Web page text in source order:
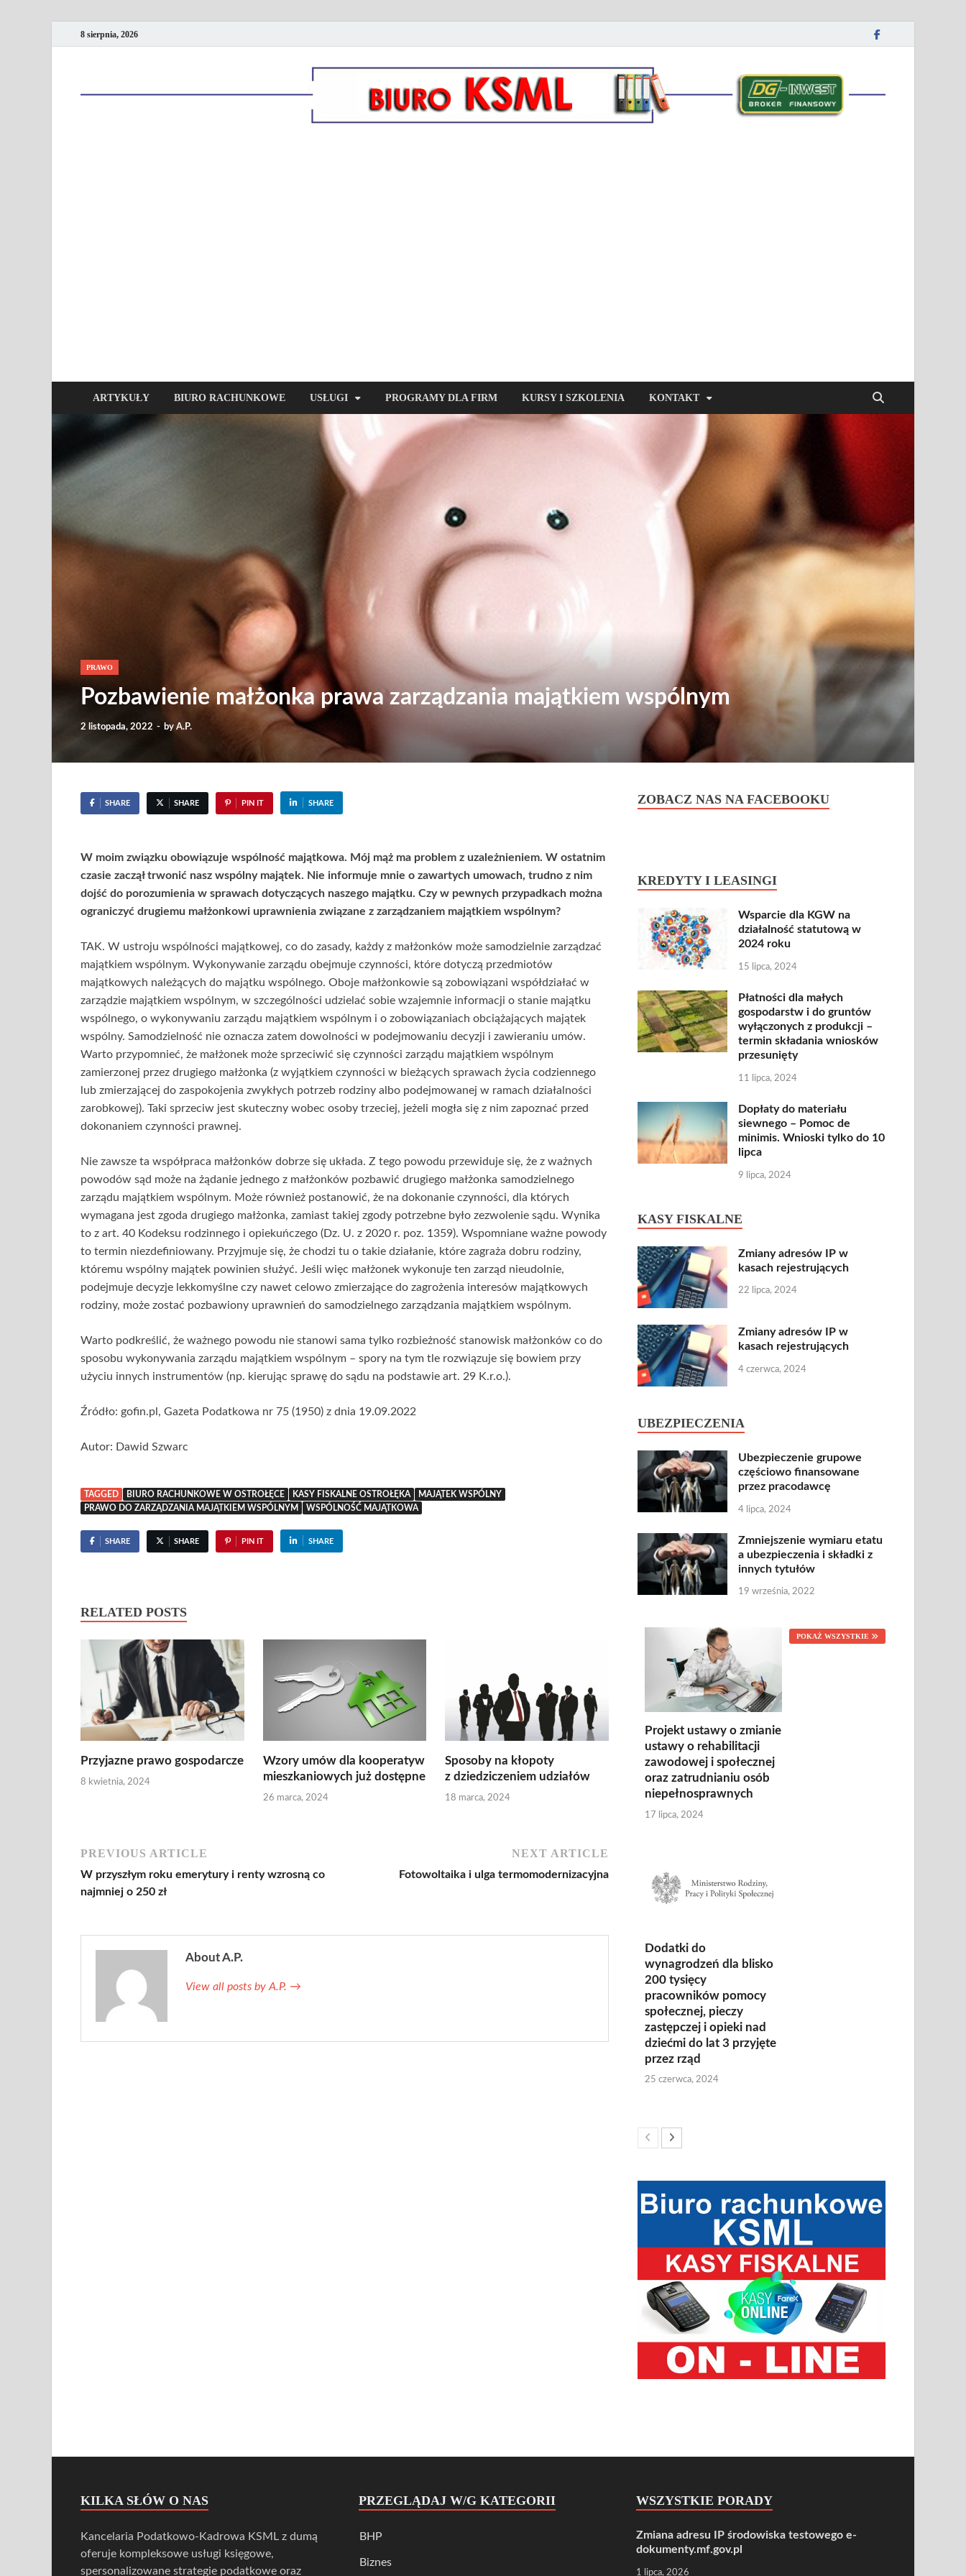
8 sierpnia, 2026
ARTYKUŁY BIURO RACHUNKOWE USŁUGI PROGRAMY DLA FIRM KURSY I SZKOLENIA KONTAKT
PRAWO
Pozbawienie małżonka prawa zarządzania majątkiem wspólnym
2 listopada, 2022 - by A.P.
SHARE SHARE PIN IT SHARE
W moim związku obowiązuje wspólność majątkowa. Mój mąż ma problem z uzależnieniem. W ostatnim
czasie zaczął trwonić nasz wspólny majątek. Nie informuje mnie o zawartych umowach, trudno z nim
dojść do porozumienia w sprawach dotyczących naszego majątku. Czy w pewnych przypadkach można
ograniczyć drugiemu małżonkowi uprawnienia związane z zarządzaniem majątkiem wspólnym?
TAK. W ustroju wspólności majątkowej, co do zasady, każdy z małżonków może samodzielnie zarządzać
majątkiem wspólnym. Wykonywanie zarządu obejmuje czynności, które dotyczą przedmiotów
majątkowych należących do majątku wspólnego. Oboje małżonkowie są zobowiązani współdziałać w
zarządzie majątkiem wspólnym, w szczególności udzielać sobie wzajemnie informacji o stanie majątku
wspólnego, o wykonywaniu zarządu majątkiem wspólnym i o zobowiązaniach obciążających majątek
wspólny. Samodzielność nie oznacza zatem dowolności w podejmowaniu decyzji i zawieraniu umów.
Warto przypomnieć, że małżonek może sprzeciwić się czynności zarządu majątkiem wspólnym
zamierzonej przez drugiego małżonka (z wyjątkiem czynności w bieżących sprawach życia codziennego
lub zmierzającej do zaspokojenia zwykłych potrzeb rodziny albo podejmowanej w ramach działalności
zarobkowej). Taki sprzeciw jest skuteczny wobec osoby trzeciej, jeżeli mogła się z nim zapoznać przed
dokonaniem czynności prawnej.
Nie zawsze ta współpraca małżonków dobrze się układa. Z tego powodu przewiduje się, że z ważnych
powodów sąd może na żądanie jednego z małżonków pozbawić drugiego małżonka samodzielnego
zarządu majątkiem wspólnym. Może również postanowić, że na dokonanie czynności, dla których
wymagana jest zgoda drugiego małżonka, zamiast takiej zgody potrzebne było zezwolenie sądu. Wynika
to z art. 40 Kodeksu rodzinnego i opiekuńczego (Dz. U. z 2020 r. poz. 1359). Wspomniane ważne powody
to termin niezdefiniowany. Przyjmuje się, że chodzi tu o takie działanie, które zagraża dobru rodziny,
któremu wspólny majątek powinien służyć. Jeśli więc małżonek wykonuje ten zarząd nieudolnie,
podejmuje decyzje lekkomyślne czy nawet celowo zmierzające do zagrożenia interesów majątkowych
rodziny, może zostać pozbawiony uprawnień do samodzielnego zarządzania majątkiem wspólnym.
Warto podkreślić, że ważnego powodu nie stanowi sama tylko rozbieżność stanowisk małżonków co do
sposobu wykonywania zarządu majątkiem wspólnym – spory na tym tle rozwiązuje się bowiem przy
użyciu innych instrumentów (np. kierując sprawę do sądu na podstawie art. 29 K.r.o.).
Źródło: gofin.pl, Gazeta Podatkowa nr 75 (1950) z dnia 19.09.2022
Autor: Dawid Szwarc
TAGGED BIURO RACHUNKOWE W OSTROŁĘCE KASY FISKALNE OSTROŁĘKA
MAJĄTEK WSPÓLNY
PRAWO DO ZARZĄDZANIA MAJĄTKIEM WSPÓLNYM
WSPÓLNOŚĆ MAJĄTKOWA
SHARE SHARE PIN IT SHARE
RELATED POSTS
Przyjazne prawo gospodarcze
8 kwietnia, 2024
Wzory umów dla kooperatyw
mieszkaniowych już dostępne
26 marca, 2024
Sposoby na kłopoty
z dziedziczeniem udziałów
18 marca, 2024
PREVIOUS ARTICLE
W przyszłym roku emerytury i renty wzrosną co
najmniej o 250 zł
NEXT ARTICLE
Fotowoltaika i ulga termomodernizacyjna
About A.P.
View all posts by A.P. →
ZOBACZ NAS NA FACEBOOKU
KREDYTY I LEASINGI
Wsparcie dla KGW na
działalność statutową w
2024 roku
15 lipca, 2024
Płatności dla małych
gospodarstw i do gruntów
wyłączonych z produkcji –
termin składania wniosków
przesunięty
11 lipca, 2024
Dopłaty do materiału
siewnego – Pomoc de
minimis. Wnioski tylko do 10
lipca
9 lipca, 2024
KASY FISKALNE
Zmiany adresów IP w
kasach rejestrujących
22 lipca, 2024
Zmiany adresów IP w
kasach rejestrujących
4 czerwca, 2024
UBEZPIECZENIA
Ubezpieczenie grupowe
częściowo finansowane
przez pracodawcę
4 lipca, 2024
Zmniejszenie wymiaru etatu
a ubezpieczenia i składki z
innych tytułów
19 września, 2022
POKAŻ WSZYSTKIE
Projekt ustawy o zmianie
ustawy o rehabilitacji
zawodowej i społecznej
oraz zatrudnianiu osób
niepełnosprawnych
17 lipca, 2024
Dodatki do
wynagrodzeń dla blisko
200 tysięcy
pracowników pomocy
społecznej, pieczy
zastępczej i opieki nad
dziećmi do lat 3 przyjęte
przez rząd
25 czerwca, 2024
KILKA SŁÓW O NAS
Kancelaria Podatkowo-Kadrowa KSML z dumą
oferuje kompleksowe usługi księgowe,
spersonalizowane strategie podatkowe oraz
PRZEGLĄDAJ W/G KATEGORII
BHP
Biznes
WSZYSTKIE PORADY
Zmiana adresu IP środowiska testowego e-
dokumenty.mf.gov.pl
1 lipca, 2026